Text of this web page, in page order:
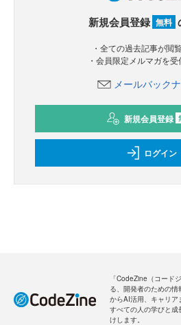
新規会員登録 無料
・全ての過去記事が閲
・会員限定メルマガを
メールバック
新規会員登録
ログイン
「CodeZine（コード
る、開発者のための
からAI活用、キャリア
すべての人の学びと成
けします。